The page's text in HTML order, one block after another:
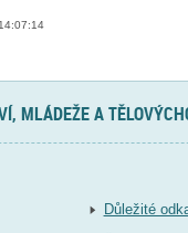
MLÁDEŽE A
Důležité